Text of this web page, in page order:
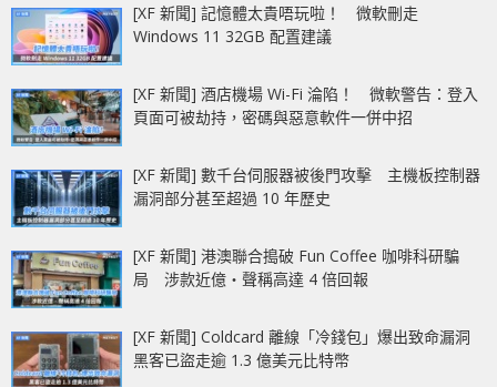
[XF 新聞] 記憶體太貴唔玩啦！ 微軟刪走
Windows 11 32GB 配置建議
[XF 新聞] 酒店機場 Wi-Fi 淪陷！ 微軟警告：登入
頁面可被劫持，密碼與惡意軟件一併中招
[XF 新聞] 數千台伺服器被後門攻擊 主機板控制器
漏洞部分甚至超過 10 年歷史
[XF 新聞] 港澳聯合搗破 Fun Coffee 咖啡科研騙
局 涉款近億‧聲稱高達 4 倍回報
[XF 新聞] Coldcard 離線「冷錢包」爆出致命漏洞
黑客已盜走逾 1.3 億美元比特幣